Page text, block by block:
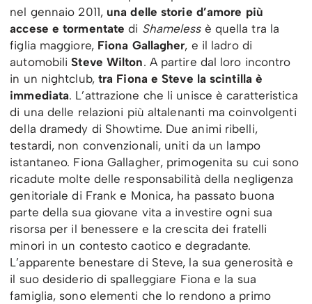
nel gennaio 2011, una delle storie d’amore più
accese e tormentate di Shameless è quella tra la
figlia maggiore, Fiona Gallagher, e il ladro di
automobiliSteve Wilton. A partire dal loro incontro
in un nightclub, tra Fiona e Steve la scintilla è
immediata. L’attrazione che li unisce è caratteristica
di una delle relazioni più altalenanti ma coinvolgenti
della dramedy di Showtime. Due animi ribelli,
testardi, non convenzionali, uniti da un lampo
istantaneo. Fiona Gallagher, primogenita su cui sono
ricadute molte delle responsabilità della negligenza
genitoriale di Frank e Monica, ha passato buona
parte della sua giovane vita a investire ogni sua
risorsa per il benessere e la crescita dei fratelli
minori in un contesto caotico e degradante.
L’apparente benestare di Steve, la sua generosità e
il suo desiderio di spalleggiare Fiona e la sua
famiglia, sono elementi che lo rendono a primo